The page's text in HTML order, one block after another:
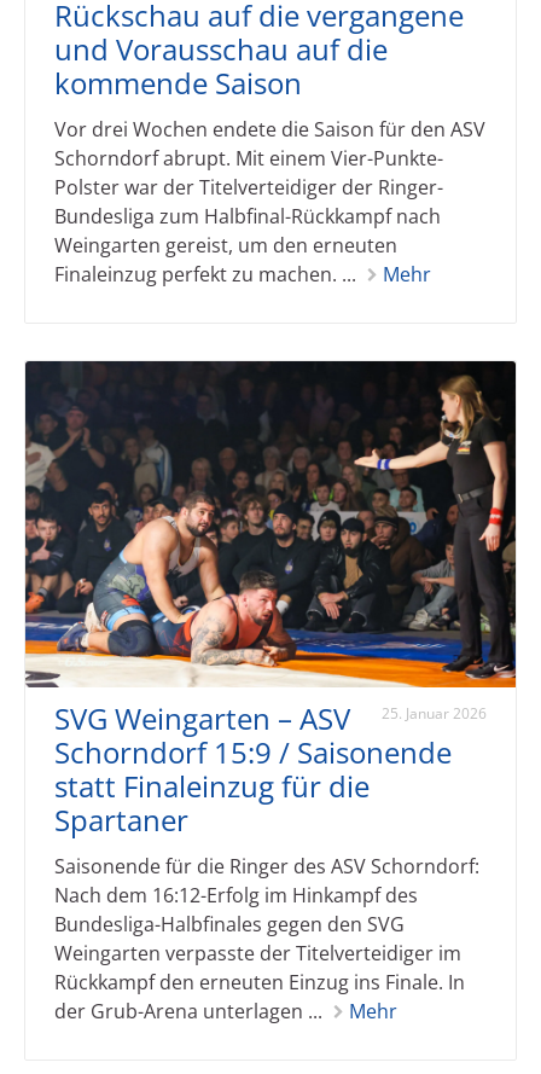
Rückschau auf die vergangene
und Vorausschau auf die
kommende Saison
Vor drei Wochen endete die Saison für den ASV
Schorndorf abrupt. Mit einem Vier-Punkte-
Polster war der Titelverteidiger der Ringer-
Bundesliga zum Halbfinal-Rückkampf nach
Weingarten gereist, um den erneuten
Finaleinzug perfekt zu machen. ...
Mehr
25. Januar 2026
SVG Weingarten – ASV
Schorndorf 15:9 / Saisonende
statt Finaleinzug für die
Spartaner
Saisonende für die Ringer des ASV Schorndorf:
Nach dem 16:12-Erfolg im Hinkampf des
Bundesliga-Halbfinales gegen den SVG
Weingarten verpasste der Titelverteidiger im
Rückkampf den erneuten Einzug ins Finale. In
der Grub-Arena unterlagen ...
Mehr